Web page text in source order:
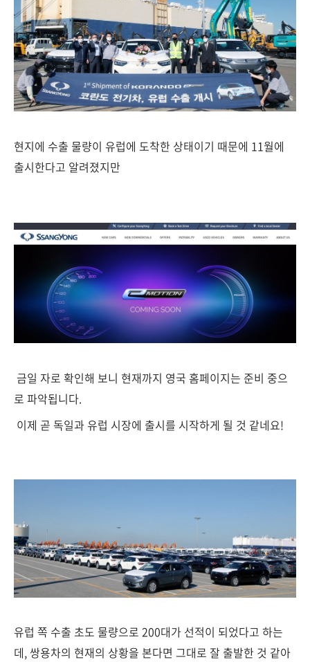
현지에 수출 물량이 유럽에 도착한 상태이기 때문에 11월에
출시한다고 알려졌지만
금일 자로 확인해 보니 현재까지 영국 홈페이지는 준비 중으
로 파악됩니다.
이제 곧 독일과 유럽 시장에 출시를 시작하게 될 것 같네요!
유럽 쪽 수출 초도 물량으로 200대가 선적이 되었다고 하는
데, 쌍용차의 현재의 상황을 본다면 그대로 잘 출발한 것 같아